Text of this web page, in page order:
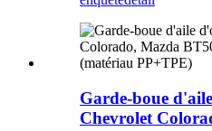
Garde-boue
Chevrolet